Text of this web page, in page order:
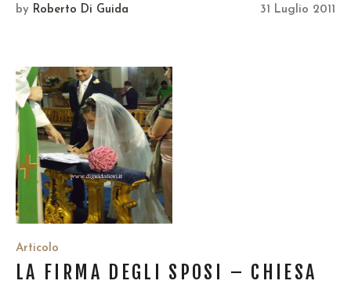
31 Luglio 2011
by Roberto Di Guida
Articolo
LA FIRMA DEGLI SPOSI – CHIESA